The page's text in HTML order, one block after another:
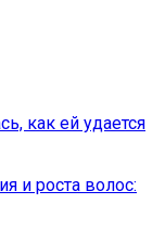
как ей удается
и роста волос: